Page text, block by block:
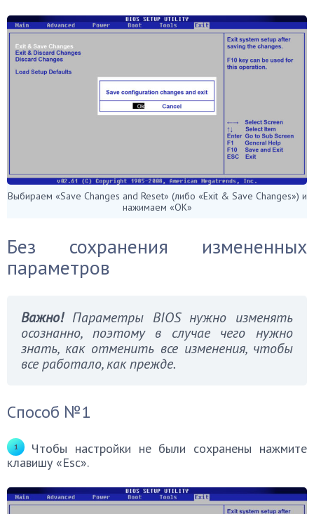
Выбираем «Save Changes and Reset» (либо «Exit & Save Changes») и
нажимаем «ОК»
Без сохранения измененных
параметров
Важно!Параметры BIOS нужно изменять
осознанно, поэтому в случае чего нужно
знать, как отменить все изменения, чтобы
все работало, как прежде.
Способ №1
Чтобы настройки не были сохранены нажмите
клавишу «Esc».